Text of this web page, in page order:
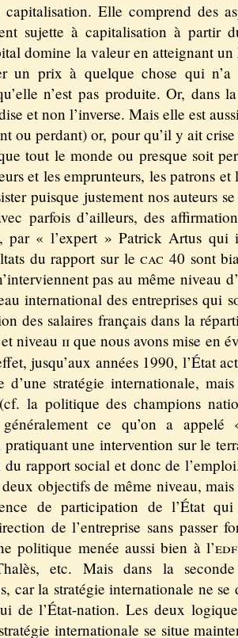
Elle comprend des
sujette à capitalisation à partir
domine la valeur en atteignant un
un prix à quelque chose qui
n’est pas produite. Or, dans
et non l’inverse. Mais elle est
ou perdant) or, pour qu’il y ait
tout le monde ou presque soit
et les emprunteurs, les patrons et
puisque justement nos auteurs
parfois d’ailleurs, des
par « l’expert » Patrick Artus qui
du rapport sur lecac 40 sont
pas au même niveau
international des entreprises qui
des salaires français dans la
niveau iique nous avons mise en
jusqu’aux années 1990, l’État
d’une stratégie internationale,
la politique des champions
ce qu’on a
une intervention sur le
rapport social et donc de
objectifs de même niveau,
de participation de l’État
de l’entreprise sans passer
politique menée aussi bien à l’edf
etc. Mais dans la
car la stratégie internationale ne se
de l’État-nation. Les deux
internationale se situe